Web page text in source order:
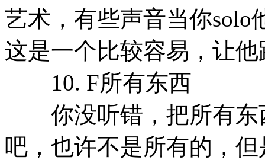
艺术，有些声音当你solo
这是一个比较容易，让
10. F所有东西
你没听错，把所有东
吧，也许不是所有的，